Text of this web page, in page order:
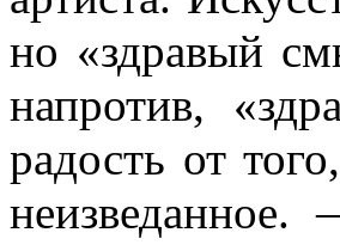
но «здравый
напротив,
радость от